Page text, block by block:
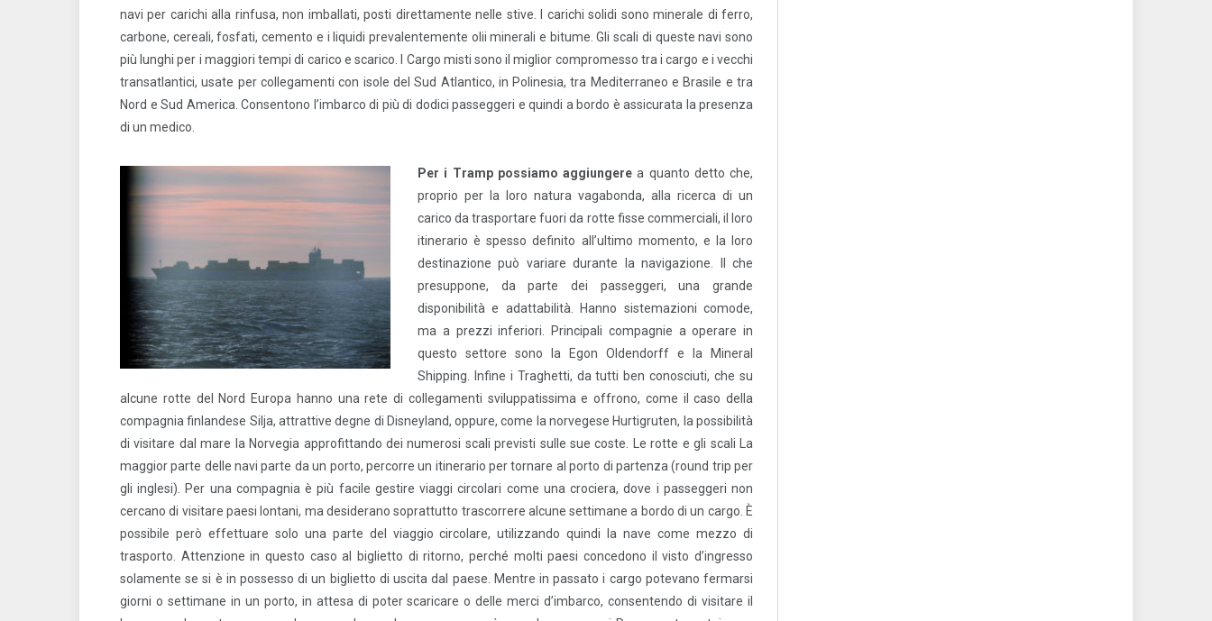
navi per carichi alla rinfusa, non imballati, posti direttamente nelle stive. I carichi solidi sono minerale di ferro,
carbone, cereali, fosfati, cemento e i liquidi prevalentemente olii minerali e bitume. Gli scali di queste navi sono
più lunghi per i maggiori tempi di carico e scarico. I Cargo misti sono il miglior compromesso tra i cargo e i vecchi
transatlantici, usate per collegamenti con isole del Sud Atlantico, in Polinesia, tra Mediterraneo e Brasile e tra
Nord e Sud America. Consentono l’imbarco di più di dodici passeggeri e quindi a bordo è assicurata la presenza
di un medico.
Per i Tramp possiamo aggiungere a quanto detto che,
proprio per la loro natura vagabonda, alla ricerca di un
carico da trasportare fuori da rotte fisse commerciali, il loro
itinerario è spesso definito all’ultimo momento, e la loro
destinazione può variare durante la navigazione. Il che
presuppone, da parte dei passeggeri, una grande
disponibilità e adattabilità. Hanno sistemazioni comode,
ma a prezzi inferiori. Principali compagnie a operare in
questo settore sono la Egon Oldendorff e la Mineral
Shipping. Infine i Traghetti, da tutti ben conosciuti, che su
alcune rotte del Nord Europa hanno una rete di collegamenti sviluppatissima e offrono, come il caso della
compagnia finlandese Silja, attrattive degne di Disneyland, oppure, come la norvegese Hurtigruten, la possibilità
di visitare dal mare la Norvegia approfittando dei numerosi scali previsti sulle sue coste. Le rotte e gli scali La
maggior parte delle navi parte da un porto, percorre un itinerario per tornare al porto di partenza (round trip per
gli inglesi). Per una compagnia è più facile gestire viaggi circolari come una crociera, dove i passeggeri non
cercano di visitare paesi lontani, ma desiderano soprattutto trascorrere alcune settimane a bordo di un cargo. È
possibile però effettuare solo una parte del viaggio circolare, utilizzando quindi la nave come mezzo di
trasporto. Attenzione in questo caso al biglietto di ritorno, perché molti paesi concedono il visto d’ingresso
solamente se si è in possesso di un biglietto di uscita dal paese. Mentre in passato i cargo potevano fermarsi
giorni o settimane in un porto, in attesa di poter scaricare o delle merci d’imbarco, consentendo di visitare il